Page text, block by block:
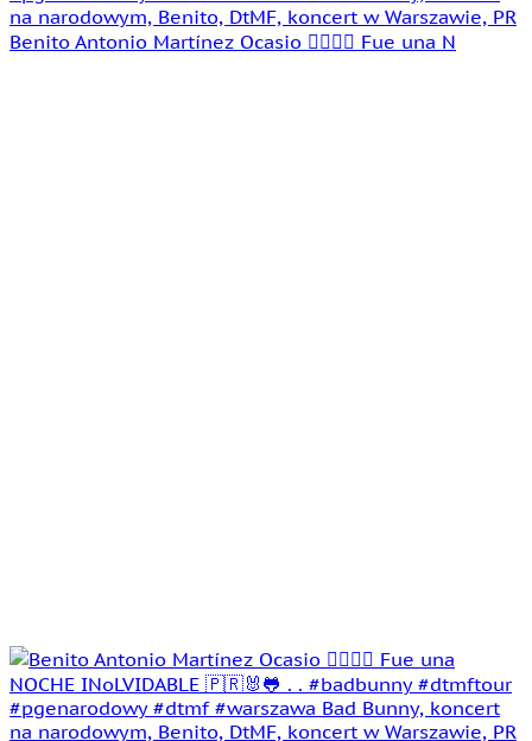
Benito Antonio Martínez Ocasio 🤵‍♂️👰‍♀️ Fue una N